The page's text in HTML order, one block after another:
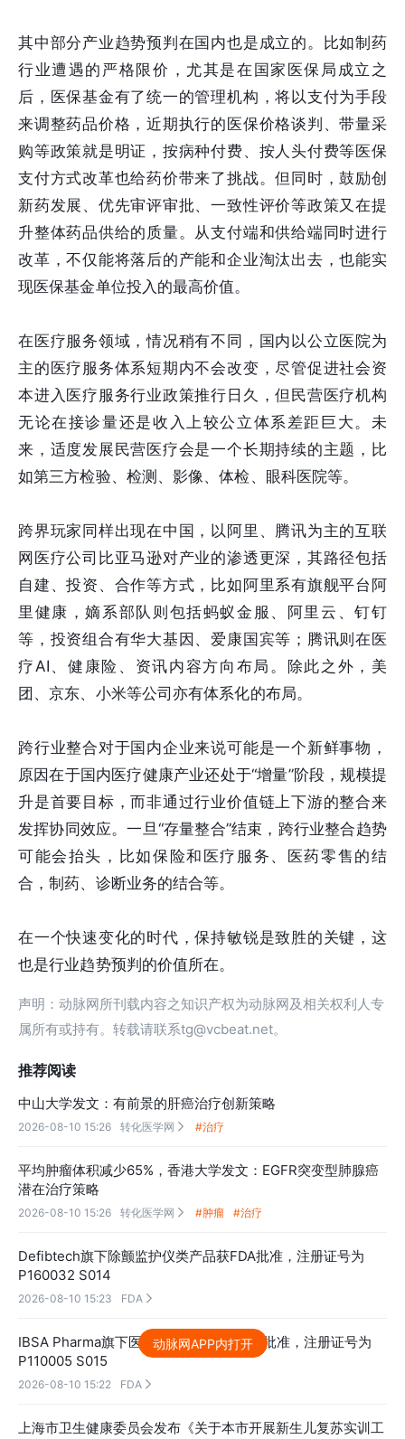
其中部分产业趋势预判在国内也是成立的。比如制药
行业遭遇的严格限价，尤其是在国家医保局成立之
后，医保基金有了统一的管理机构，将以支付为手段
来调整药品价格，近期执行的医保价格谈判、带量采
购等政策就是明证，按病种付费、按人头付费等医保
支付方式改革也给药价带来了挑战。但同时，鼓励创
新药发展、优先审评审批、一致性评价等政策又在提
升整体药品供给的质量。从支付端和供给端同时进行
改革，不仅能将落后的产能和企业淘汰出去，也能实
现医保基金单位投入的最高价值。
在医疗服务领域，情况稍有不同，国内以公立医院为
主的医疗服务体系短期内不会改变，尽管促进社会资
本进入医疗服务行业政策推行日久，但民营医疗机构
无论在接诊量还是收入上较公立体系差距巨大。未
来，适度发展民营医疗会是一个长期持续的主题，比
如第三方检验、检测、影像、体检、眼科医院等。
跨界玩家同样出现在中国，以阿里、腾讯为主的互联
网医疗公司比亚马逊对产业的渗透更深，其路径包括
自建、投资、合作等方式，比如阿里系有旗舰平台阿
里健康，嫡系部队则包括蚂蚁金服、阿里云、钉钉
等，投资组合有华大基因、爱康国宾等；腾讯则在医
疗AI、健康险、资讯内容方向布局。除此之外，美
团、京东、小米等公司亦有体系化的布局。
跨行业整合对于国内企业来说可能是一个新鲜事物，
原因在于国内医疗健康产业还处于“增量”阶段，规模提
升是首要目标，而非通过行业价值链上下游的整合来
发挥协同效应。一旦“存量整合”结束，跨行业整合趋势
可能会抬头，比如保险和医疗服务、医药零售的结
合，制药、诊断业务的结合等。
在一个快速变化的时代，保持敏锐是致胜的关键，这
也是行业趋势预判的价值所在。
声明：动脉网所刊载内容之知识产权为动脉网及相关权利人专
属所有或持有。转载请联系tg@vcbeat.net。
推荐阅读
中山大学发文：有前景的肝癌治疗创新策略
2026-08-10 15:26 转化医学网  #治疗
平均肿瘤体积减少65%，香港大学发文：EGFR突变型肺腺癌
潜在治疗策略
2026-08-10 15:26 转化医学网  #肿瘤 #治疗
Defibtech旗下除颤监护仪类产品获FDA批准，注册证号为
P160032 S014
2026-08-10 15:23 FDA 
IBSA Pharma旗下医用耗材类产品获FDA批准，注册证号为
P110005 S015
2026-08-10 15:22 FDA 
上海市卫生健康委员会发布《关于本市开展新生儿复苏实训工
动脉网APP内打开